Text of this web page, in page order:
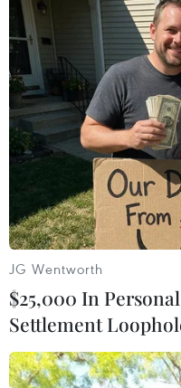
#Photo #Xe tăng hành
#Army Games 2021
Theo dõi
JG Wentworth
$25,000 In
Settlement